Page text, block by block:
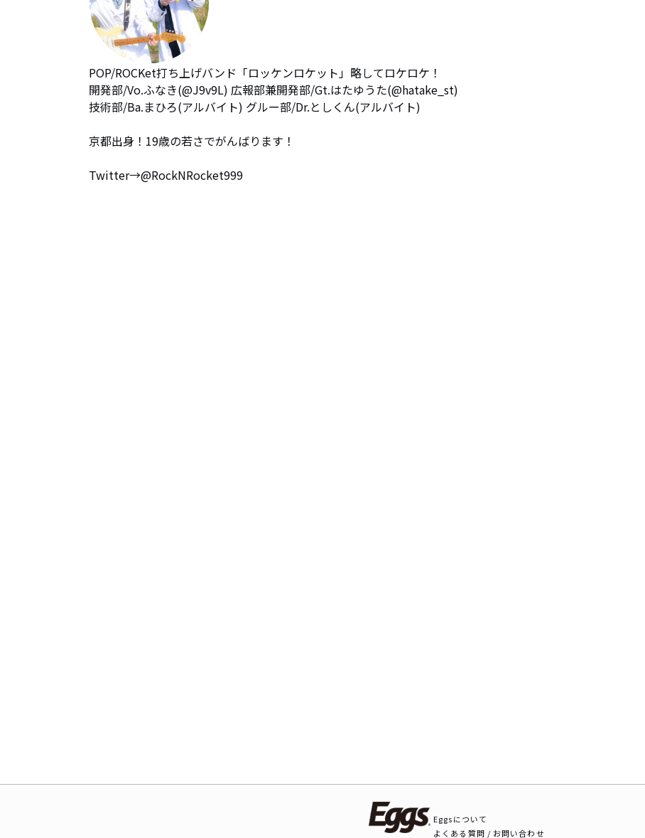
POP/ROCKet打ち上げバンド「ロッケンロケット」略してロケロケ！
開発部/Vo.ふなき(@J9v9L) 広報部兼開発部/Gt.はたゆうた(@hatake_st)
技術部/Ba.まひろ(アルバイト) グルー部/Dr.としくん(アルバイト)
京都出身！19歳の若さでがんばります！
Twitter→@RockNRocket999
Eggsについて
よくある質問 / お問い合わせ